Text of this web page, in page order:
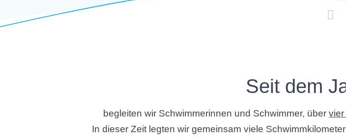
Seit dem
begleiten wir Schwimmerinnen und Schwimmer, über
In dieser Zeit legten wir gemeinsam viele